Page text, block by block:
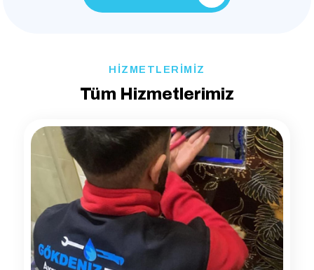
HİZMETLERİMİZ
Tüm Hizmetlerimiz